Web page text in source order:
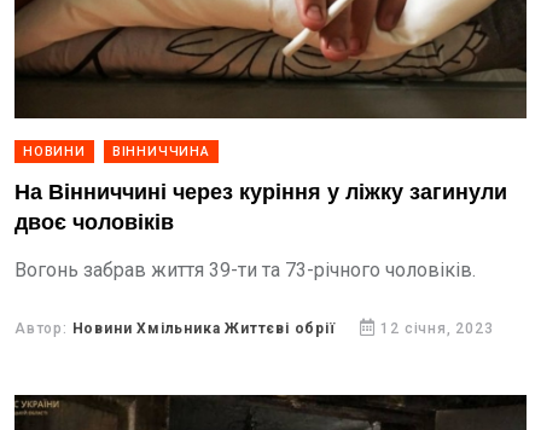
НОВИНИ ВІННИЧЧИНА
На Вінниччині через куріння у ліжку загинули
двоє чоловіків
Вогонь забрав життя 39-ти та 73-річного чоловіків.
Автор: Новини Хмільника Життєві обрії 12 січня, 2023